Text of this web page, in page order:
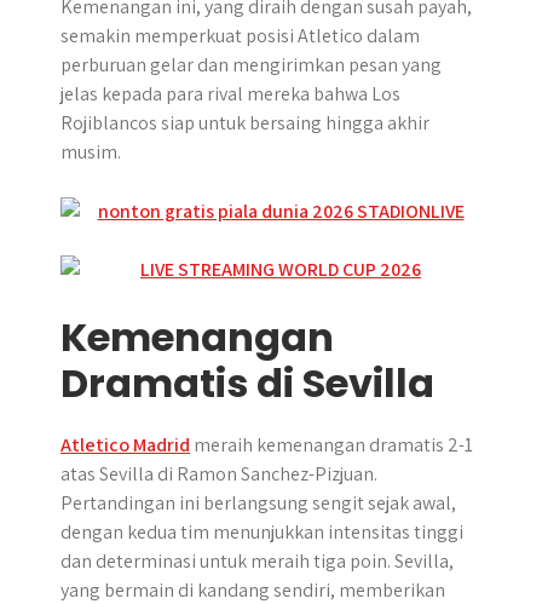
Kemenangan ini, yang diraih dengan susah payah,
semakin memperkuat posisi Atletico dalam
perburuan gelar dan mengirimkan pesan yang
jelas kepada para rival mereka bahwa Los
Rojiblancos siap untuk bersaing hingga akhir
musim.
Kemenangan
Dramatis di Sevilla
Atletico Madrid meraih kemenangan dramatis 2-1
atas Sevilla di Ramon Sanchez-Pizjuan.
Pertandingan ini berlangsung sengit sejak awal,
dengan kedua tim menunjukkan intensitas tinggi
dan determinasi untuk meraih tiga poin. Sevilla,
yang bermain di kandang sendiri, memberikan